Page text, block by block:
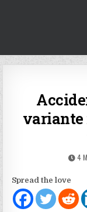
variante
4
Spread the love